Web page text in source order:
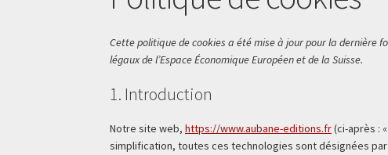
Cette politique de cookies a été mise à jour pour la dernière
légaux de l’Espace Économique Européen et de la Suisse.
1. Introduction
Notre site web,https://www.aubane-editions.fr(ci-après :
simplification, toutes ces technologies sont désignées